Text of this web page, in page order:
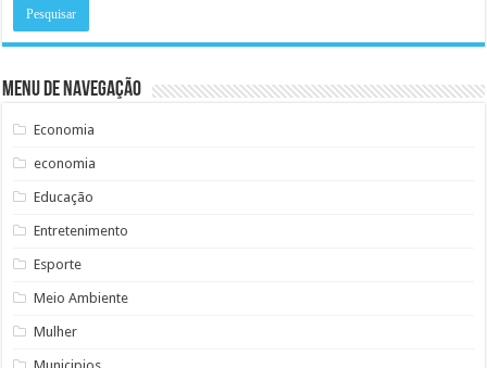
Menu de Navegação
Economia
economia
Educação
Entretenimento
Esporte
Meio Ambiente
Mulher